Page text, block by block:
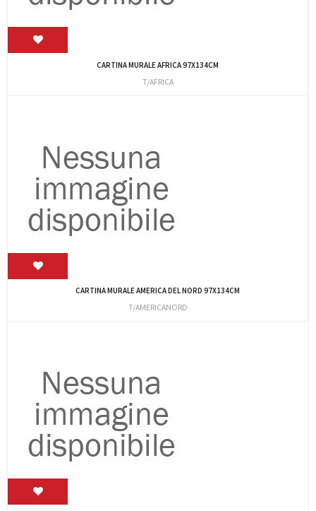
CARTINA MURALE AFRICA 97X134CM
T/AFRICA
CARTINA MURALE AMERICA DEL NORD 97X134CM
T/AMERICANORD